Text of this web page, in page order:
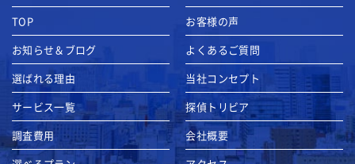
TOP
お知らせ＆ブログ
選ばれる理由
サービス一覧
調査費用
お客様の声
よくあるご質問
当社コンセプト
探偵トリビア
会社概要